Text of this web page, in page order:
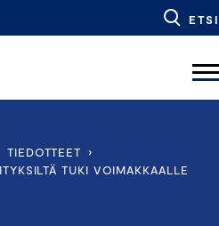
ETSI
TIEDOTTEET
›
TUKI VOIMAKKAALLE